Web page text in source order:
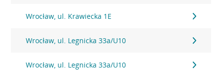
Wrocław, ul. Krawiecka 1E
Wrocław, ul. Legnicka 33a/U10
Wrocław, ul. Legnicka 33a/U10